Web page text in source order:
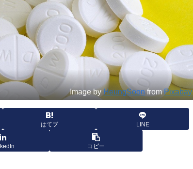
Image byHeungSoonfromPixabay
はてブ LINE
コピー